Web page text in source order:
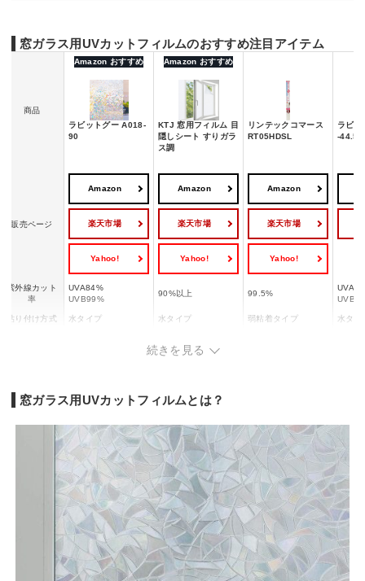
窓ガラス用UVカットフィルムのおすすめ注目アイテム
商品
Amazon おすすめ
ラビットグー A018-
90
Amazon おすすめ
KTJ 窓用フィルム 目
隠しシート すりガラ
ス調
リンテックコマース
RT05HDSL
ラビ
-44.5-
販売ページ
Amazon
楽天市場
Yahoo!
Amazon
楽天市場
Yahoo!
Amazon
楽天市場
Yahoo!
紫外線カット
率
UVA84%
UVB99%
90%以上 99.5%
貼り付け方式 水タイプ 水タイプ 弱粘着タイプ 水タイ
続きを見る
窓ガラス用UVカットフィルムとは？